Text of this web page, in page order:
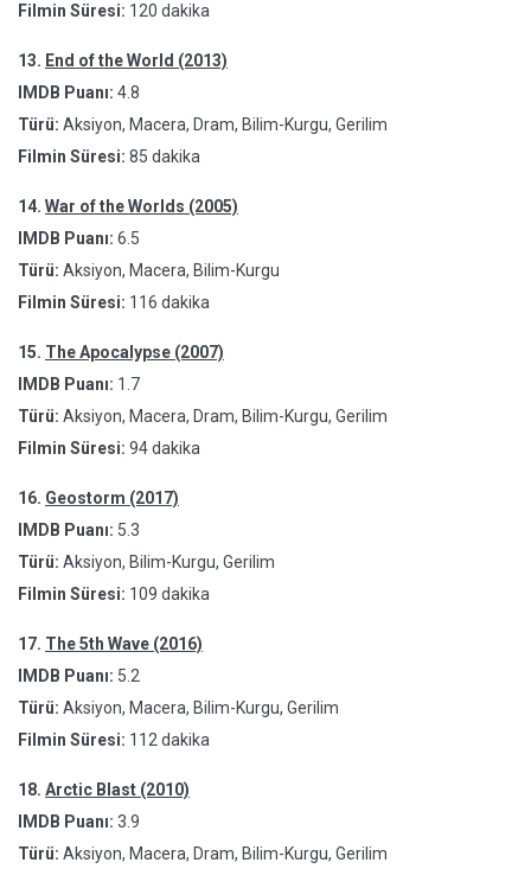
Filmin Süresi: 120 dakika
13. End of the World (2013)
IMDB Puanı: 4.8
Türü: Aksiyon, Macera, Dram, Bilim-Kurgu, Gerilim
Filmin Süresi: 85 dakika
14. War of the Worlds (2005)
IMDB Puanı: 6.5
Türü: Aksiyon, Macera, Bilim-Kurgu
Filmin Süresi: 116 dakika
15. The Apocalypse (2007)
IMDB Puanı: 1.7
Türü: Aksiyon, Macera, Dram, Bilim-Kurgu, Gerilim
Filmin Süresi: 94 dakika
16. Geostorm (2017)
IMDB Puanı: 5.3
Türü: Aksiyon, Bilim-Kurgu, Gerilim
Filmin Süresi: 109 dakika
17. The 5th Wave (2016)
IMDB Puanı: 5.2
Türü: Aksiyon, Macera, Bilim-Kurgu, Gerilim
Filmin Süresi: 112 dakika
18. Arctic Blast (2010)
IMDB Puanı: 3.9
Türü: Aksiyon, Macera, Dram, Bilim-Kurgu, Gerilim